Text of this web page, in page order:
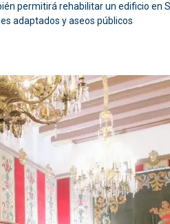
permitirá rehabilitar un edificio en
adaptados y aseos públicos